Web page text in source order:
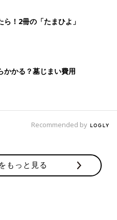
！2冊の「たまひよ」
かかる？墓じまい費用
Recommended by
もっと見る